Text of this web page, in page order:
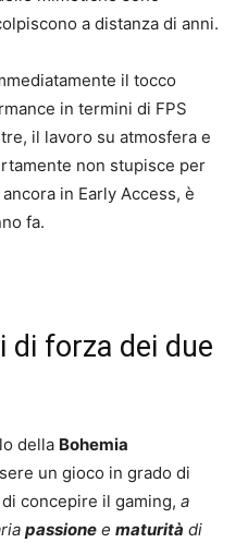
a distanza di anni.
il tocco
in termini di FPS
il lavoro su atmosfera e
non stupisce per
in Early Access, è
fa.
di forza dei due
della Bohemia
un gioco in grado di
concepire il gaming, a
passione e maturità di